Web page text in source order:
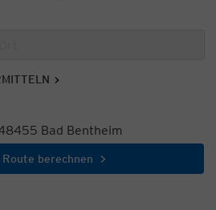
Bad Bentheim
Route berechnen